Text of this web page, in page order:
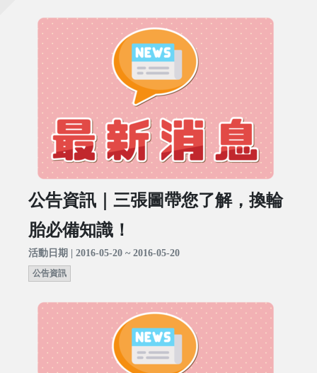
公告資訊｜三張圖帶您了解，換輪
胎必備知識！
活動日期 | 2016-05-20 ~ 2016-05-20
公告資訊